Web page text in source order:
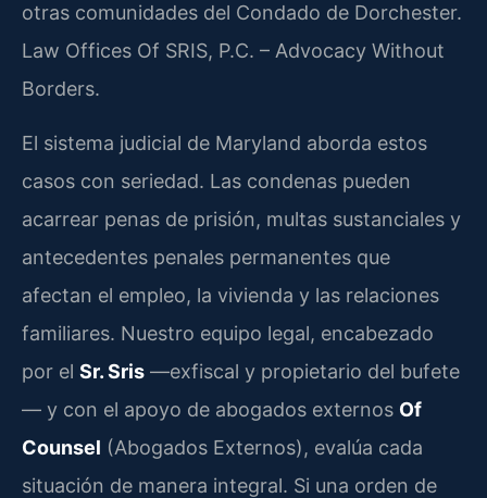
otras comunidades del Condado de Dorchester.
Law Offices Of SRIS, P.C. – Advocacy Without
Borders.
El sistema judicial de Maryland aborda estos
casos con seriedad. Las condenas pueden
acarrear penas de prisión, multas sustanciales y
antecedentes penales permanentes que
afectan el empleo, la vivienda y las relaciones
familiares. Nuestro equipo legal, encabezado
por el Sr. Sris —exfiscal y propietario del bufete
— y con el apoyo de abogados externos Of
Counsel (Abogados Externos), evalúa cada
situación de manera integral. Si una orden de